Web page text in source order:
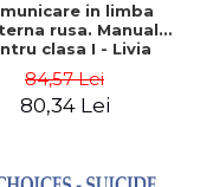
in limba
rusa. Manual
clasa I - Livia
84,57 Lei
80,34 Lei